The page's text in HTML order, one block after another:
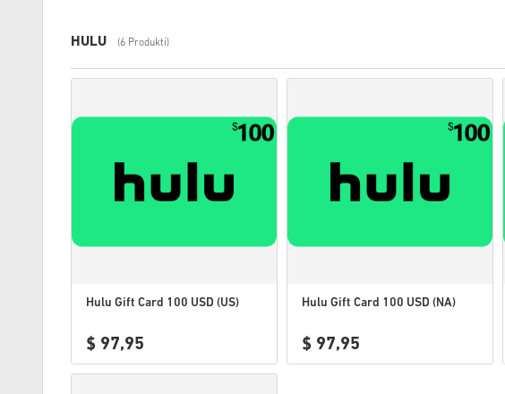
HULU (6 Produkti)
Hulu Gift Card 100 USD (US)
$ 97,95
Hulu Gift Card 100 USD (NA)
$ 97,95